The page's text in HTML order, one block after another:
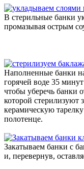
В стерильные банки
промазывая острым
Наполненные банки
горячей воде 35
чтобы уберечь банки
которой стерилизуют
керамическую
полотенце.
Закатываем банки с
и, перевернув,